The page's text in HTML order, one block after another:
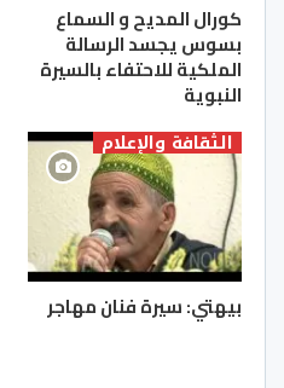
كورال المديح و السماع
بسوس يجسد الرسالة
الملكية للاحتفاء بالسيرة
النبوية
الثقافة والإعلام
بيهتي: سيرة فنان مهاجر